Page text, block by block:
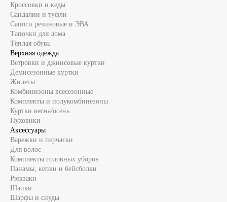
Кроссовки и кеды
Сандалии и туфли
Сапоги резиновые и ЭВА
Тапочки для дома
Тёплая обувь
Верхняя одежда
Ветровки и джинсовые куртки
Демисезонные куртки
Жилеты
Комбинизоны всесезонные
Комплекты и полукомбинезоны
Куртки весна/осень
Пуховики
Аксессуары
Варежки и перчатки
Для волос
Комплекты головных уборов
Панамы, кепки и бейсболки
Рюкзаки
Шапки
Шарфы и снуды